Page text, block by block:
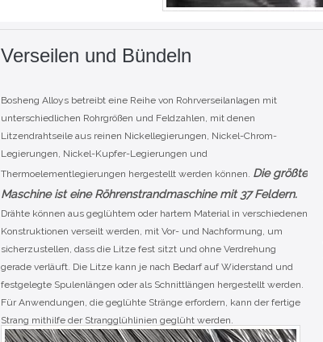
Verseilen und Bündeln
Bosheng Alloys betreibt eine Reihe von Rohrverseilanlagen mit
unterschiedlichen Rohrgrößen und Feldzahlen, mit denen
Litzendrahtseile aus reinen Nickellegierungen, Nickel-Chrom-
Legierungen, Nickel-Kupfer-Legierungen und
Thermoelementlegierungen hergestellt werden können. Die größte
Maschine ist eine Röhrenstrandmaschine mit 37 Feldern.
Drähte können aus geglühtem oder hartem Material in verschiedenen
Konstruktionen verseilt werden, mit Vor- und Nachformung, um
sicherzustellen, dass die Litze fest sitzt und ohne Verdrehung
gerade verläuft. Die Litze kann je nach Bedarf auf Widerstand und
festgelegte Spulenlängen oder als Schnittlängen hergestellt werden.
Für Anwendungen, die geglühte Stränge erfordern, kann der fertige
Strang mithilfe der Strangglühlinien geglüht werden.